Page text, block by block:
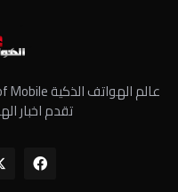
تقدم اخبار